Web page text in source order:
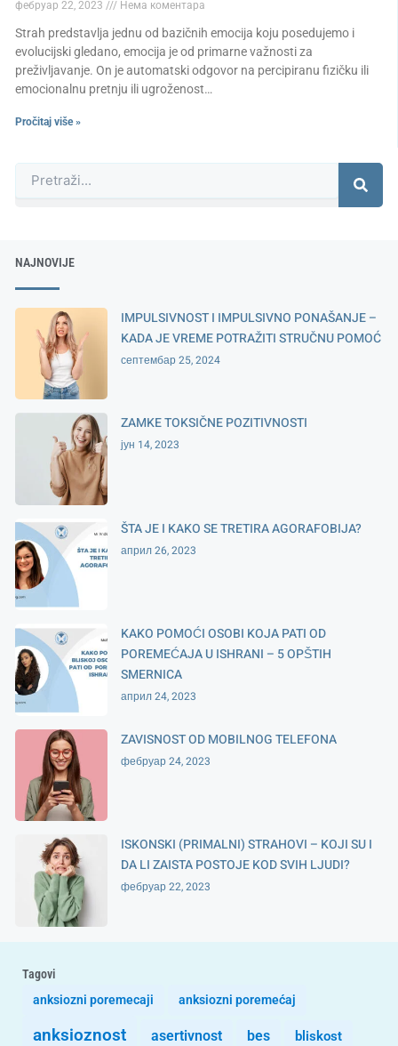
фебруар 22, 2023 Нема коментара
Strah predstavlja jednu od bazičnih emocija koju posedujemo i
evolucijski gledano, emocija je od primarne važnosti za
preživljavanje. On je automatski odgovor na percipiranu fizičku ili
emocionalnu pretnju ili ugroženost…
Pročitaj više »
NAJNOVIJE
IMPULSIVNOST I IMPULSIVNO PONAŠANJE –
KADA JE VREME POTRAŽITI STRUČNU POMOĆ
септембар 25, 2024
ZAMKE TOKSIČNE POZITIVNOSTI
јун 14, 2023
ŠTA JE I KAKO SE TRETIRA AGORAFOBIJA?
април 26, 2023
KAKO POMOĆI OSOBI KOJA PATI OD
POREMEĆAJA U ISHRANI – 5 OPŠTIH
SMERNICA
април 24, 2023
ZAVISNOST OD MOBILNOG TELEFONA
фебруар 24, 2023
ISKONSKI (PRIMALNI) STRAHOVI – KOJI SU I
DA LI ZAISTA POSTOJE KOD SVIH LJUDI?
фебруар 22, 2023
Tagovi
anksiozni poremecaji
anksiozni poremećaj
anksioznost asertivnost bes bliskost